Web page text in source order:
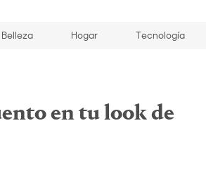
Belleza Hogar Tecnología
en tu look de